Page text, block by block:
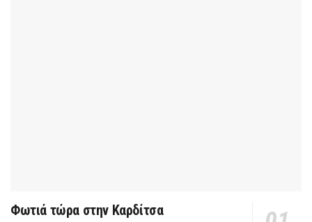
Φωτιά τώρα στην Καρδίτσα